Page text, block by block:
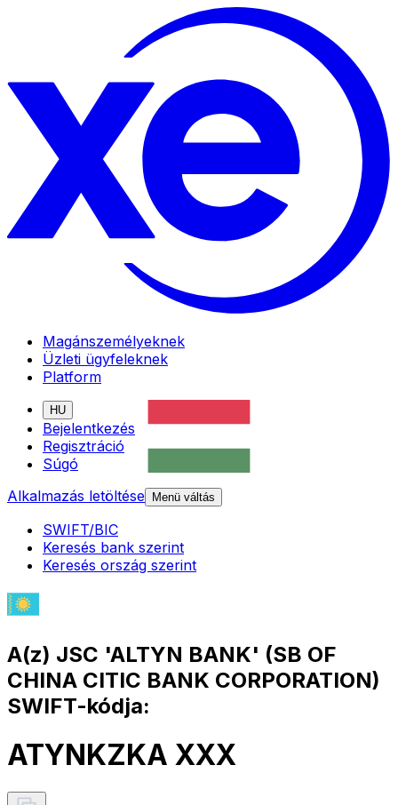
Magánszemélyeknek
Üzleti ügyfeleknek
Platform
HU
Bejelentkezés
Regisztráció
Súgó
Alkalmazás letöltése
Menü váltás
SWIFT/BIC
Keresés bank szerint
Keresés ország szerint
A(z) JSC 'ALTYN BANK' (SB OF
CHINA CITIC BANK CORPORATION)
SWIFT-kódja:
ATYNKZKA XXX